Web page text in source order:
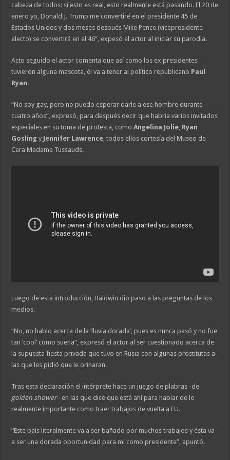
cabeza de todos: sí esto es real, esto realmente está pasando. El 20 de
enero yo, Donald J. Trump me convertiré en el presidente 45 de
Estados Unidos y dos meses después Mike Pence (vicepresidente
electo) se convertirá en el 46”, expesó el actor al iniciar su parodia.
Acto seguido el actor comenta que así como los ex presidentes
tuvieron alguna mascota, él va a tener al político republicano Paul
Ryan.
“No soy gay, pero no puedo esperar darle a ese hombre durante
cuatro años”, expresó, para después decir que habria varios invitados
especiales en su toma de protesta, comoAngelina Jolie Ryan
Goslingy Jennifer Lawrence , todos ellos cortesía del Museo de
Cera Madame Tussauds.
Luego de esta introducción, Baldwin dio paso a las preguntas de los
medios.
“No, no hablo acerca de la ‘lluvia dorada’, pues es nunca pasó y no fue
tan ‘cool’ como suena”, expresó el actor al ser cuestionado acerca de
la supuesta fiesta privada que tuvo en Rusia con algunas prostitutas a
las que les pidió que le orinaran.
Tras esta declaración el intérprete hace un juego de plabras -de
golden shower– en las que dice que está ahí para hablar de lo
realmente importante como traer trabajos de vuelta a EU.
“Este país literalmente va a ser bañado por muchos trabajos y ésta va
a ser una dorada oportunidad para mi como presidente”, apuntó.